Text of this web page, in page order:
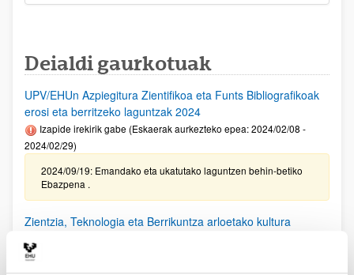
Deialdi gaurkotuak
UPV/EHUn Azpiegitura Zientifikoa eta Funts Bibliografikoak
erosi eta berritzeko laguntzak 2024
Izapide irekirik gabe (Eskaerak aurkezteko epea: 2024/02/08 -
2024/02/29)
2024/09/19: Emandako eta ukatutako laguntzen behin-betiko
Ebazpena .
Zientzia, Teknologia eta Berrikuntza arloetako kultura